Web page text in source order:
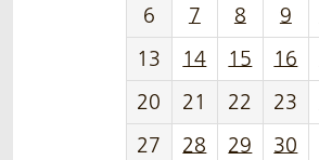
6
7 8 9
13
14 15 16
20
21 22 23
27
28 29 30